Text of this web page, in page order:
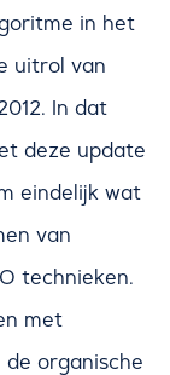
in het
uitrol van
In dat
deze update
eindelijk wat
van
technieken.
met
de organische